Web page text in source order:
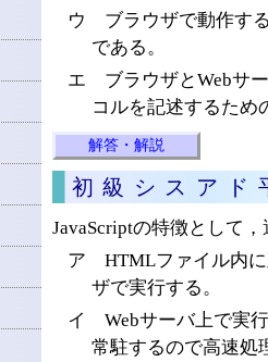
ウ ブラウザで動作す
である。
エ ブラウザとWebサ
コルを記述するため
解答・解説
初級シスア
JavaScriptの特徴として
ア HTMLファイル内に
ザで実行する。
イ Webサーバ上で実
常駐するので高速処